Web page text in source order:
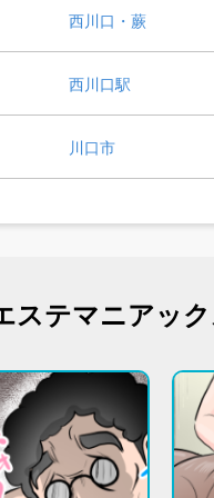
西川口・蕨
西川口駅
川口市
ステマニアッ